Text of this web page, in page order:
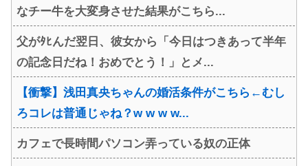
なチー牛を大変身させた結果がこちら...
父がﾀﾋんだ翌日、彼女から「今日はつきあって半年
の記念日だね！おめでとう！」とメ...
【衝撃】浅田真央ちゃんの婚活条件がこちら←むし
ろコレは普通じゃね？w w w w...
カフェで長時間パソコン弄っている奴の正体